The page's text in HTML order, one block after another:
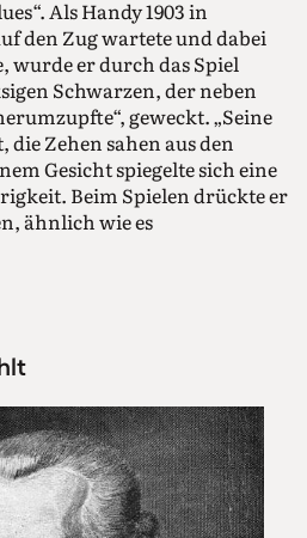
Als Handy 1903 in
den Zug wartete und dabei
wurde er durch das Spiel
Schwarzen, der neben
geweckt. „Seine
Zehen sahen aus den
Gesicht spiegelte sich eine
Beim Spielen drückte er
ähnlich wie es
Handy, zunächst eher
als „Musik des einfachen
seine eigenen Kompositionen
Orchesters aufzunehmen.
und später
an der Universität von